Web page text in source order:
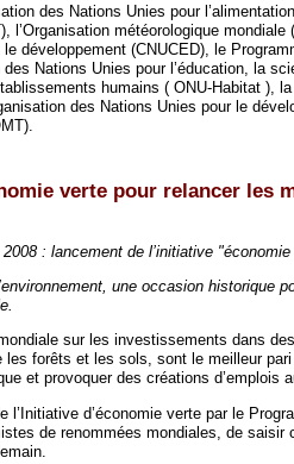
des Nations Unies pour
l’Organisation météorologique mondiale
développement (CNUCED), le
Nations Unies pour l’éducation, la
humains ( ONU-Habitat ), la
des Nations Unies pour le
verte pour relancer les
: lancement de l’initiative "économie
une occasion historique
sur les investissements dans
forêts et les sols, sont le meilleur
et provoquer des créations d’emplois
l’Initiative d’économie verte par le
de renommées mondiales, de saisir